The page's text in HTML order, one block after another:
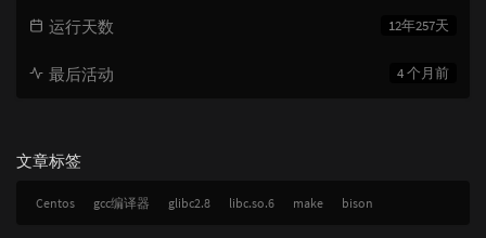
12年257天
运行天数
4 个月前
最后活动
文章标签
Centos gcc编译器 glibc2.8 libc.so.6 make bison